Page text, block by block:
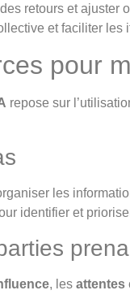
retours et
et faciliter les
pour
repose sur
les
identifier et
, les attentes